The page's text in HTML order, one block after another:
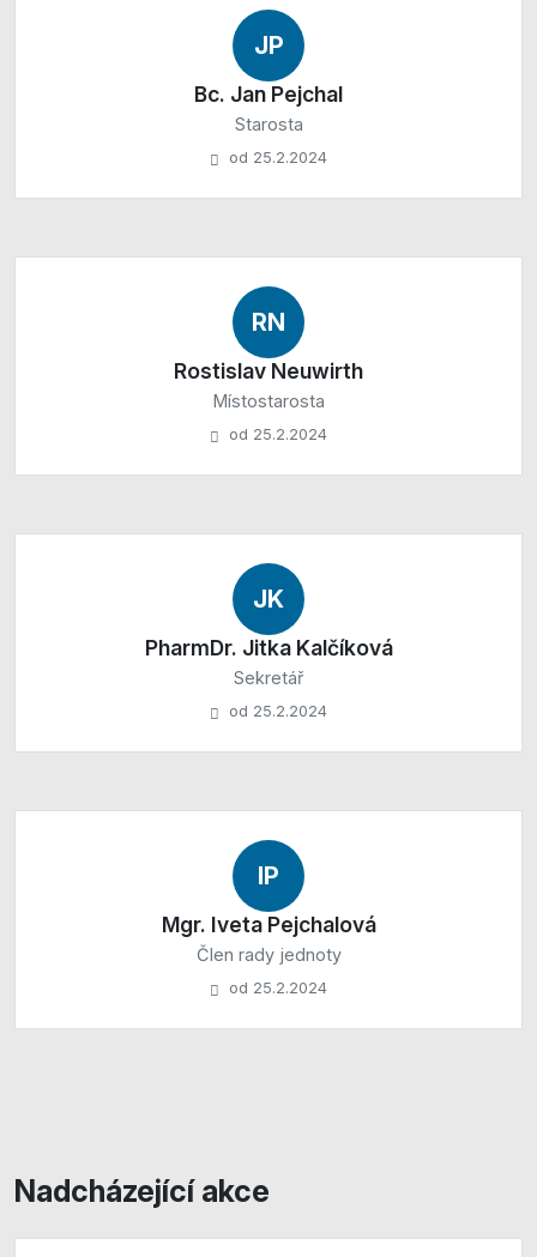
JP
Bc. Jan Pejchal
Starosta
od 25.2.2024
RN
Rostislav Neuwirth
Místostarosta
od 25.2.2024
JK
PharmDr. Jitka Kalčíková
Sekretář
od 25.2.2024
IP
Mgr. Iveta Pejchalová
Člen rady jednoty
od 25.2.2024
Nadcházející akce